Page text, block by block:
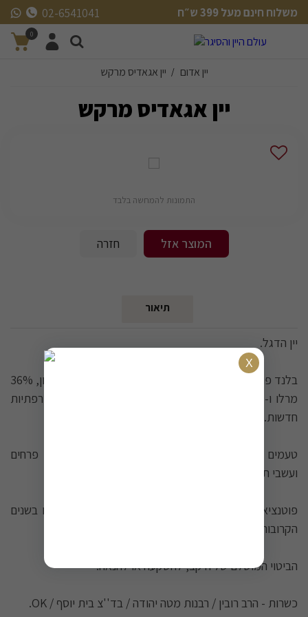
משלוח חינם מעל 399 ש״ח
משלוח חינם מעל 399 ש״ח
02-6541041
0
יין אדום / יין אגאדיס מרקש
יין אגאדיס מרקש
התמונות להמחשה בלבד
המוצר אזל חזרה
תיאור
יין הדגל.
בלנד פרימיום המייצג את מיטב היקב: 55% קברנה סוביניון, 36%
מרלו ו-9% פטי ורדו. יישון של 24 חודשים בחביות אלון צרפתיות
חדשות.
טעמים מורכבים: פירות שחורים בשלים, שוקולד מריר, פרחים
ועשבי תיבול טריים, כשברקע גוון עשיר של אלון.
פוטנציאל התיישנות מרשים - ימשיך להתבגר ולהתפתח בשנים
הקרובות, ובתנאי אחסון נאותים ישמר במיטבו לשנים רבות.
הביטוי המושלם של היקב, להשקעה או להנאה.
כשרות - הרב רובין / רבנות מטה יהודה / בד''צ בית יוסף / OK.